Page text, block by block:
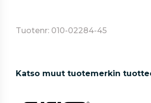
Tuotenr: 010-02284-45
Katso muut tuotemerkin